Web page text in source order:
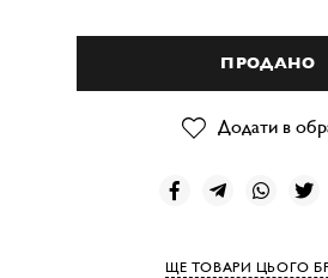
ПРОДАНО
Додати в
ЩЕ ТОВАРИ ЦЬОГО